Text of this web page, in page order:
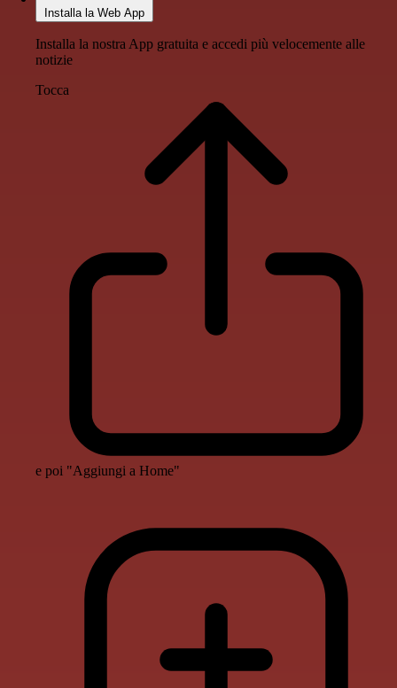
Installa la Web App
Installa la nostra App gratuita e accedi più velocemente alle
notizie
Tocca
e poi "Aggiungi a Home"